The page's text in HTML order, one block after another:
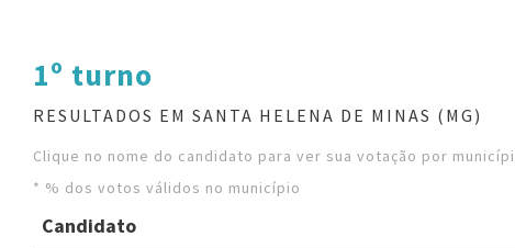
1º turno
RESULTADOS EM SANTA HELENA DE MINAS (MG)
Clique no nome do candidato para ver sua votação por
* % dos votos válidos no município
Candidato